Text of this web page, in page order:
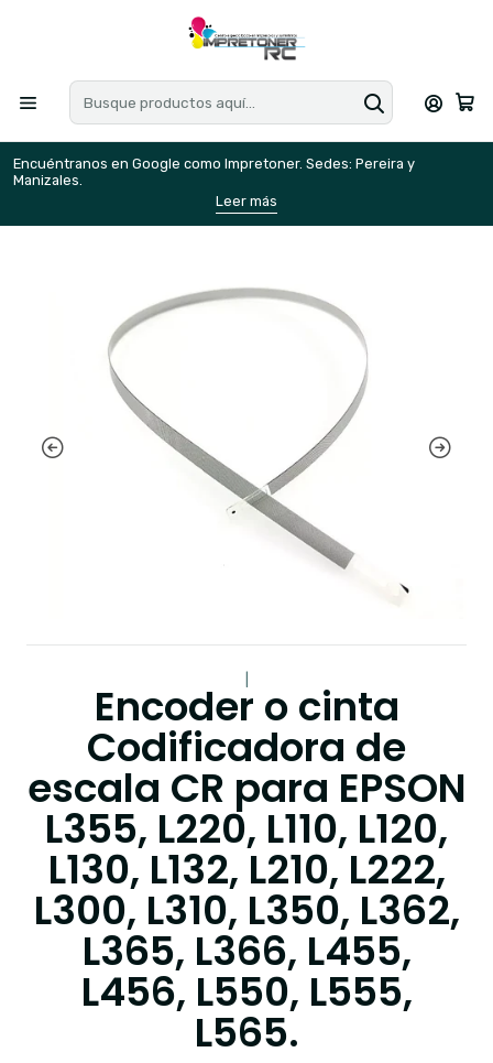
Encuéntranos en Google como Impretoner. Sedes: Pereira y
Manizales.
Leer más
Encoder o cinta
Codificadora de
escala CR para EPSON
L355, L220, L110, L120,
L130, L132, L210, L222,
L300, L310, L350, L362,
L365, L366, L455,
L456, L550, L555,
L565.